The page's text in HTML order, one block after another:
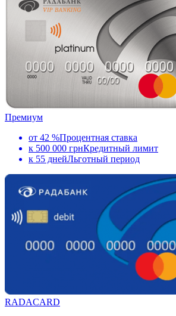
Премиум
от 42 %Процентная ставка
к 500 000 грнКредитный лимит
к 55 днейЛьготный период
RADACARD